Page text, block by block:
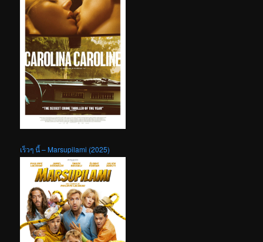
เร็วๆ นี้ – Marsupilami (2025)